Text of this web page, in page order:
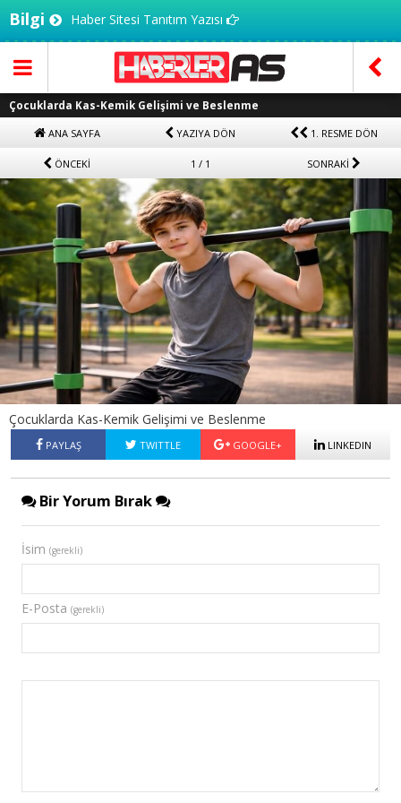
Bilgi Haber Sitesi Tanıtım Yazısı
Çocuklarda Kas-Kemik Gelişimi ve Beslenme
ANA SAYFA YAZIYA DÖN 1. RESME DÖN
ÖNCEKİ 1 / 1 SONRAKİ
Çocuklarda Kas-Kemik Gelişimi ve Beslenme
PAYLAŞ TWITTLE GOOGLE+ LINKEDIN
Bir Yorum Bırak
İsim (gerekli)
E-Posta (gerekli)